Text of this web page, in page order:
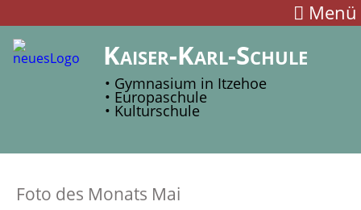
Menü
Kaiser-Karl-Schule
• Gymnasium in Itzehoe
• Europaschule
• Kulturschule
Fo­to des Mo­nats Mai